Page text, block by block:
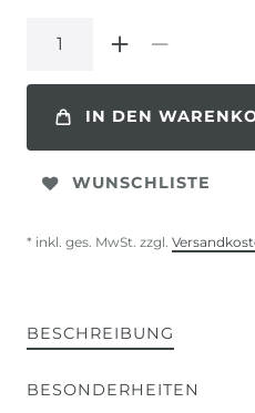
IN DEN
WUNSCHLISTE
* inkl. ges. MwSt. zzgl.
BESCHREIBUNG
BESONDERHEITEN